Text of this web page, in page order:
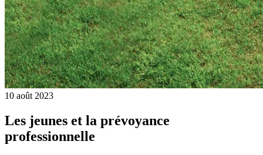
10 août 2023
Les jeunes et la prévoyance
professionnelle